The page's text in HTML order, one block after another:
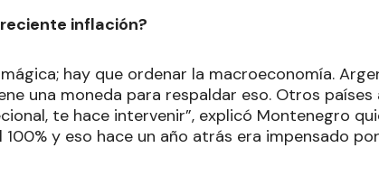
inflación?
hay que ordenar la macroeconomía.
una moneda para respaldar eso. Otros países
te hace intervenir”, explicó Montenegro
y eso hace un año atrás era impensado